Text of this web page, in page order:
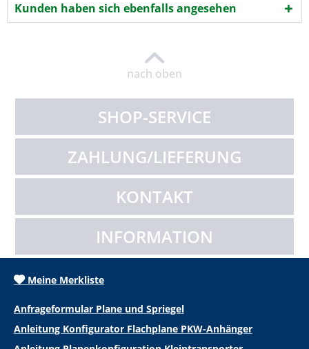
Kunden haben sich ebenfalls angesehen
nach oben
SHOP-SERVICE
ZAHLUNG/LIEFERUNG
KONTAKT
INFORMATION
Meine Merkliste
Anfrageformular Plane und Spriegel
Anleitung Konfigurator Flachplane PKW-Anhänger